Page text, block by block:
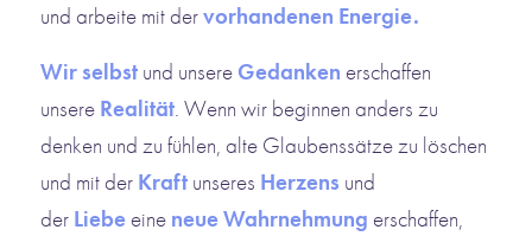
und arbeite mit dervorhandenen Energie.
Wir selbstund unsere Gedanken erschaffen
unsere Realität. Wenn wir beginnen anders zu
denken und zu fühlen, alte Glaubenssätze zu löschen
und mit der Kraftunseres Herzens und
der Liebeeine neue Wahrnehmung erschaffen,